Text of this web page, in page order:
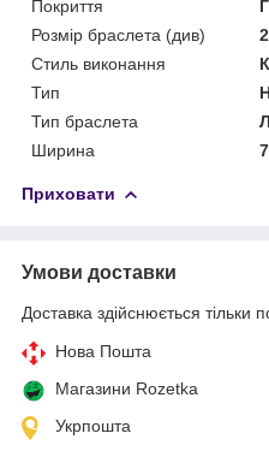
Покриття
Розмір браслета (див)
Стиль виконання
Тип
Тип браслета
Ширина
Приховати
Умови доставки
Доставка здійснюється тільки
Нова Пошта
Магазини Rozetka
Укрпошта